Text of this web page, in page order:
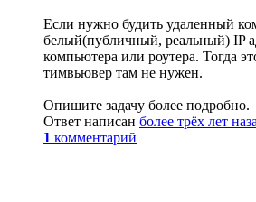
Если нужно будить удаленный
белый(публичный, реальный) IP
компьютера или роутера. Тогда
тимвьювер там не нужен.
Опишите задачу более подробно.
Ответ написан более трёх лет
1 комментарий